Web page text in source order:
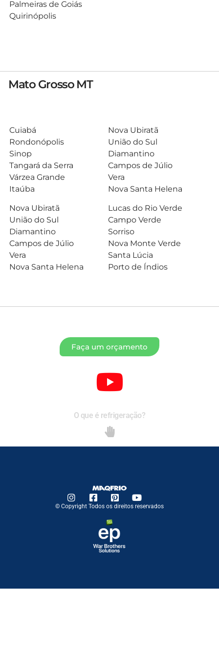
Palmeiras de Goiás
Quirinópolis
Mato Grosso MT
Cuiabá
Rondonópolis
Sinop
Tangará da Serra
Várzea Grande
Itaúba
Nova Ubiratã
União do Sul
Diamantino
Campos de Júlio
Vera
Nova Santa Helena
Nova Ubiratã
União do Sul
Diamantino
Campos de Júlio
Vera
Nova Santa Helena
Lucas do Rio Verde
Campo Verde
Sorriso
Nova Monte Verde
Santa Lúcia
Porto de Índios
Faça um orçamento
O que é refrigeração?
© Copyright Todos os direitos reservados